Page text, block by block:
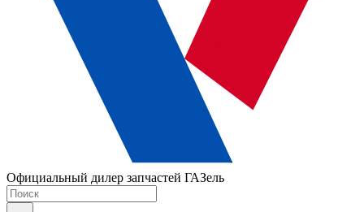
Официальный дилер запчастей ГАЗель